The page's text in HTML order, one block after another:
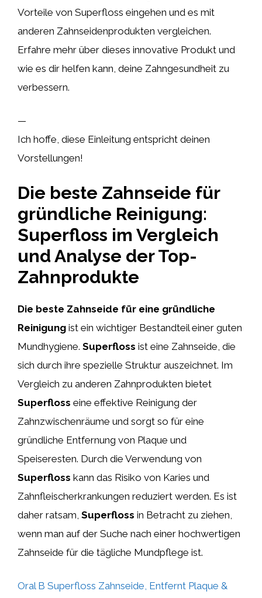
Vorteile von Superfloss eingehen und es mit
anderen Zahnseidenprodukten vergleichen.
Erfahre mehr über dieses innovative Produkt und
wie es dir helfen kann, deine Zahngesundheit zu
verbessern.
—
Ich hoffe, diese Einleitung entspricht deinen
Vorstellungen!
Die beste Zahnseide für
gründliche Reinigung:
Superfloss im Vergleich
und Analyse der Top-
Zahnprodukte
Die beste Zahnseide für eine gründliche
Reinigung ist ein wichtiger Bestandteil einer guten
Mundhygiene. Superfloss ist eine Zahnseide, die
sich durch ihre spezielle Struktur auszeichnet. Im
Vergleich zu anderen Zahnprodukten bietet
Superfloss eine effektive Reinigung der
Zahnzwischenräume und sorgt so für eine
gründliche Entfernung von Plaque und
Speiseresten. Durch die Verwendung von
Superfloss kann das Risiko von Karies und
Zahnfleischerkrankungen reduziert werden. Es ist
daher ratsam, Superfloss in Betracht zu ziehen,
wenn man auf der Suche nach einer hochwertigen
Zahnseide für die tägliche Mundpflege ist.
Oral B Superfloss Zahnseide, Entfernt Plaque &